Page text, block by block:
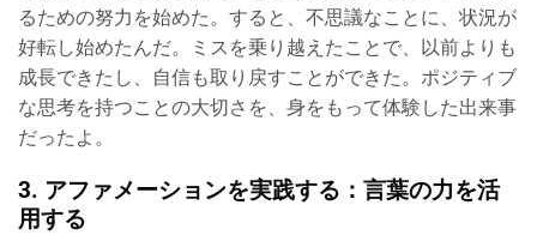
るための努力を始めた。すると、不思議なことに、状況が
好転し始めたんだ。ミスを乗り越えたことで、以前よりも
成長できたし、自信も取り戻すことができた。ポジティブ
な思考を持つことの大切さを、身をもって体験した出来事
だったよ。
3. アファメーションを実践する：言葉の力を活
用する